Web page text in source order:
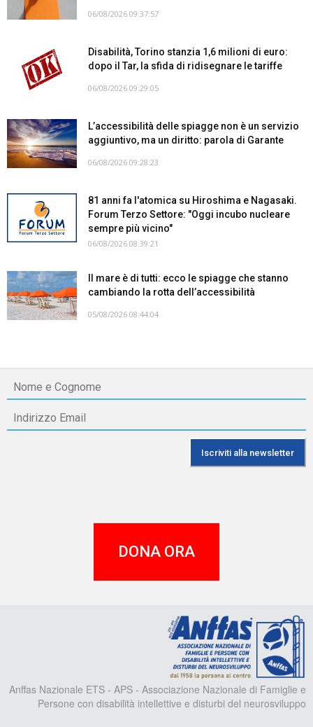
06/08/2026 09:37:57
Disabilità, Torino stanzia 1,6 milioni di euro:
dopo il Tar, la sfida di ridisegnare le tariffe
06/08/2026 09:29:05
L’accessibilità delle spiagge non è un servizio
aggiuntivo, ma un diritto: parola di Garante
06/08/2026 09:28:23
81 anni fa l'atomica su Hiroshima e Nagasaki.
Forum Terzo Settore: "Oggi incubo nucleare
sempre più vicino"
06/08/2026 08:39:21
Il mare è di tutti: ecco le spiagge che stanno
cambiando la rotta dell’accessibilità
05/08/2026 08:44:04
DONA ORA
Anffas Nazionale ETS - APS - Associazione Nazionale di Famiglie e
Persone con disabilità intellettive e disturbi del neurosviluppo